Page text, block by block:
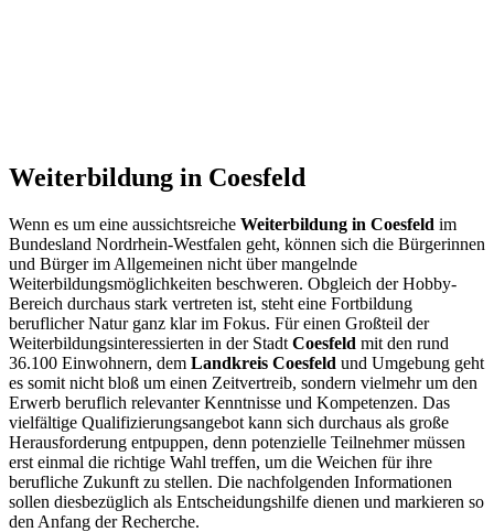
Weiterbildung in Coesfeld
Wenn es um eine aussichtsreiche Weiterbildung in Coesfeld im
Bundesland Nordrhein-Westfalen geht, können sich die Bürgerinnen
und Bürger im Allgemeinen nicht über mangelnde
Weiterbildungsmöglichkeiten beschweren. Obgleich der Hobby-
Bereich durchaus stark vertreten ist, steht eine Fortbildung
beruflicher Natur ganz klar im Fokus. Für einen Großteil der
Weiterbildungsinteressierten in der Stadt Coesfeld mit den rund
36.100 Einwohnern, dem Landkreis Coesfeld und Umgebung geht
es somit nicht bloß um einen Zeitvertreib, sondern vielmehr um den
Erwerb beruflich relevanter Kenntnisse und Kompetenzen. Das
vielfältige Qualifizierungsangebot kann sich durchaus als große
Herausforderung entpuppen, denn potenzielle Teilnehmer müssen
erst einmal die richtige Wahl treffen, um die Weichen für ihre
berufliche Zukunft zu stellen. Die nachfolgenden Informationen
sollen diesbezüglich als Entscheidungshilfe dienen und markieren so
den Anfang der Recherche.